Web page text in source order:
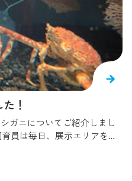
生を育てることに成功して
ねて稚ガニへと成長してい
着けるよう、これからも丁
と思います！
！
ガニについてご紹介しまし
育員は毎日、展示エリアを観
を今か今かと待っていまし
ゃんの姿を確認しました！世
ても小さい姿をしていま